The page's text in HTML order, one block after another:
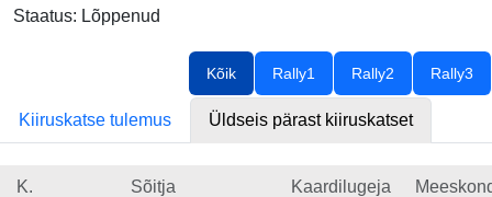
Staatus: Lõppenud
Kõik Rally1 Rally2 Rally3
Kiiruskatse tulemus Üldseis pärast kiiruskatset
K. Sõitja Kaardilugeja